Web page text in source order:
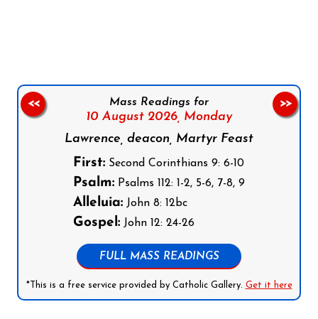
Mass Readings for
10 August 2026, Monday
Lawrence, deacon, Martyr Feast
First: Second Corinthians 9: 6-10
Psalm: Psalms 112: 1-2, 5-6, 7-8, 9
Alleluia: John 8: 12bc
Gospel: John 12: 24-26
FULL MASS READINGS
*This is a free service provided by Catholic Gallery. Get it here
<< >>